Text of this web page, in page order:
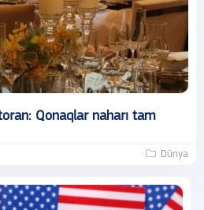
Qonaqlar naharı tam
Dünya